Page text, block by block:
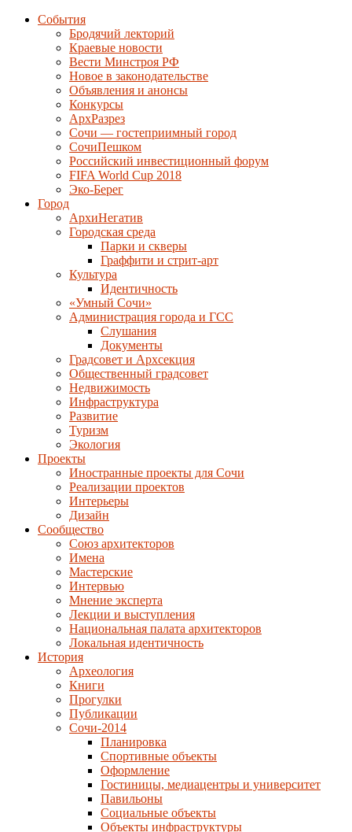
События
Бродячий лекторий
Краевые новости
Вести Минстроя РФ
Новое в законодательстве
Объявления и анонсы
Конкурсы
АрхРазрез
Сочи — гостеприимный город
СочиПешком
Российский инвестиционный форум
FIFA World Cup 2018
Эко-Берег
Город
АрхиНегатив
Городская среда
Парки и скверы
Граффити и стрит-арт
Культура
Идентичность
«Умный Сочи»
Администрация города и ГСС
Слушания
Документы
Градсовет и Архсекция
Общественный градсовет
Недвижимость
Инфраструктура
Развитие
Туризм
Экология
Проекты
Иностранные проекты для Сочи
Реализации проектов
Интерьеры
Дизайн
Сообщество
Союз архитекторов
Имена
Мастерские
Интервью
Мнение эксперта
Лекции и выступления
Национальная палата архитекторов
Локальная идентичность
История
Археология
Книги
Прогулки
Публикации
Сочи-2014
Планировка
Спортивные объекты
Оформление
Гостиницы, медиацентры и университет
Павильоны
Социальные объекты
Объекты инфраструктуры